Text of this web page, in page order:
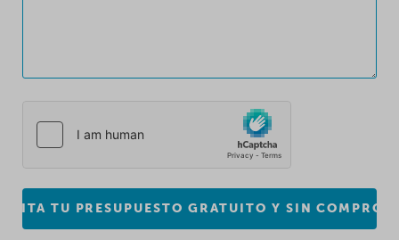
TU PRESUPUESTO GRATUITO Y SIN